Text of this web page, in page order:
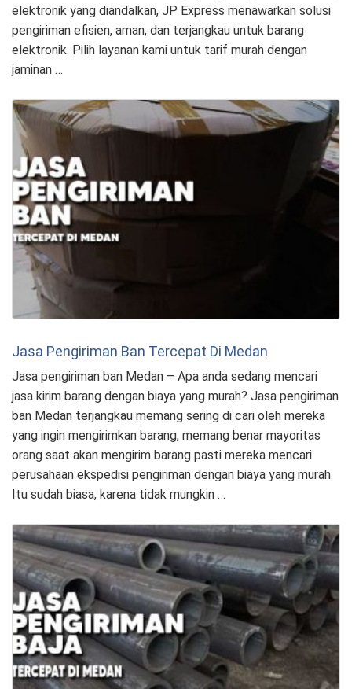
elektronik yang diandalkan, JP Express menawarkan solusi
pengiriman efisien, aman, dan terjangkau untuk barang
elektronik. Pilih layanan kami untuk tarif murah dengan
jaminan …
Jasa Pengiriman Ban Tercepat Di Medan
Jasa pengiriman ban Medan – Apa anda sedang mencari
jasa kirim barang dengan biaya yang murah? Jasa pengiriman
ban Medan terjangkau memang sering di cari oleh mereka
yang ingin mengirimkan barang, memang benar mayoritas
orang saat akan mengirim barang pasti mereka mencari
perusahaan ekspedisi pengiriman dengan biaya yang murah.
Itu sudah biasa, karena tidak mungkin …